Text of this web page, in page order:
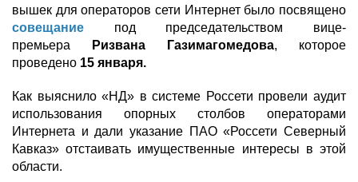
вышек для операторов сети Интернет было посвящено
совещание под председательством вице-
премьера
Ризвана Газимагомедова, которое
проведено 15 января.
Как выяснило «НД» в системе Россети провели аудит
использования опорных столбов операторами
Интернета и дали указание ПАО «Россети Северный
Кавказ» отстаивать имущественные интересы в этой
области.